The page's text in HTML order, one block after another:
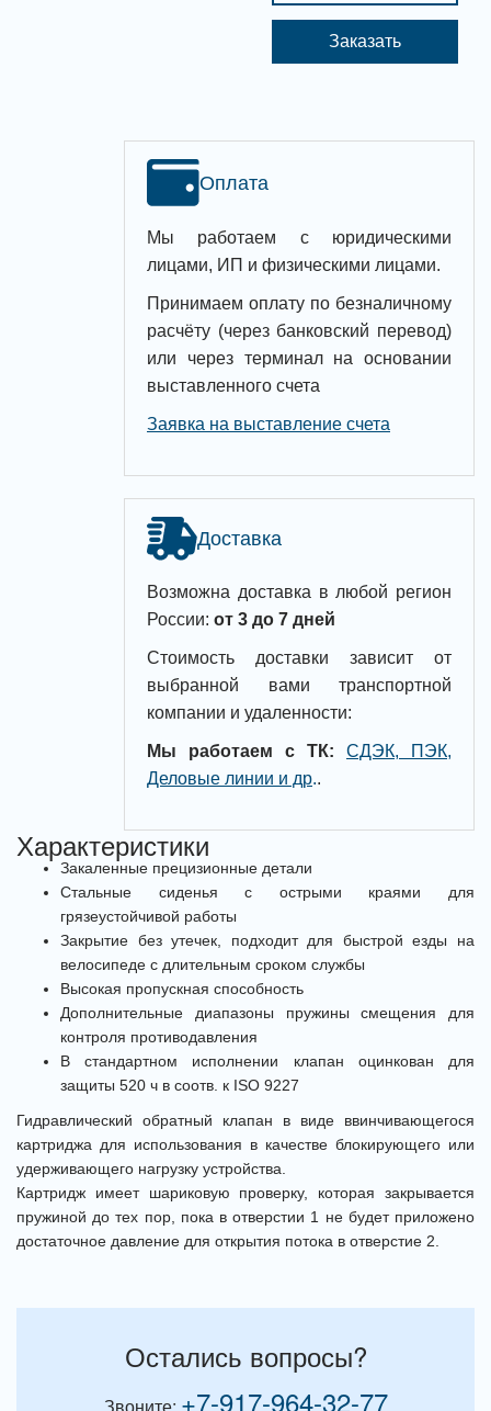
Заказать
Оплата
Мы работаем с юридическими
лицами, ИП и физическими лицами.
Принимаем оплату по безналичному
расчёту (через банковский перевод)
или через терминал на основании
выставленного счета
Заявка на выставление счета
Доставка
Возможна доставка в любой регион
России: от 3 до 7 дней
Стоимость доставки зависит от
выбранной вами транспортной
компании и удаленности:
Мы работаем с ТК:
СДЭК, ПЭК,
Деловые линии и др..
Характеристики
Закаленные прецизионные детали
Стальные сиденья с острыми краями для
грязеустойчивой работы
Закрытие без утечек, подходит для быстрой езды на
велосипеде с длительным сроком службы
Высокая пропускная способность
Дополнительные диапазоны пружины смещения для
контроля противодавления
В стандартном исполнении клапан оцинкован для
защиты 520 ч в соотв. к ISO 9227
Гидравлический обратный клапан в виде ввинчивающегося
картриджа для использования в качестве блокирующего или
удерживающего нагрузку устройства.
Картридж имеет шариковую проверку, которая закрывается
пружиной до тех пор, пока в отверстии 1 не будет приложено
достаточное давление для открытия потока в отверстие 2.
Остались вопросы?
+7-917-964-32-77